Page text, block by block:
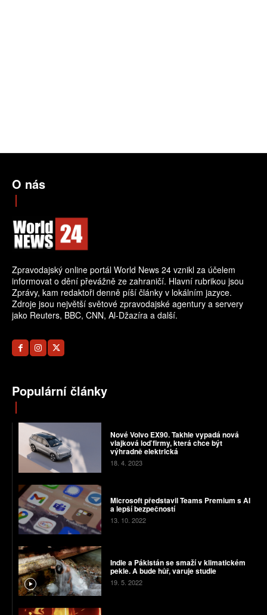
O nás
Zpravodajský online portál World News 24 vznikl za účelem
informovat o dění převážně ze zahraničí. Hlavní rubrikou jsou
Zprávy, kam redaktoři denně píší články v lokálním jazyce.
Zdroje jsou největší světové zpravodajské agentury a servery
jako Reuters, BBC, CNN, Al-Džazíra a další.
Populární články
Nové Volvo EX90. Takhle vypadá nová
vlajková loď firmy, která chce být
výhradně elektrická
18. 4. 2023
Microsoft představil Teams Premium s AI
a lepší bezpečností
13. 10. 2022
Indie a Pákistán se smaží v klimatickém
pekle. A bude hůř, varuje studie
19. 5. 2022